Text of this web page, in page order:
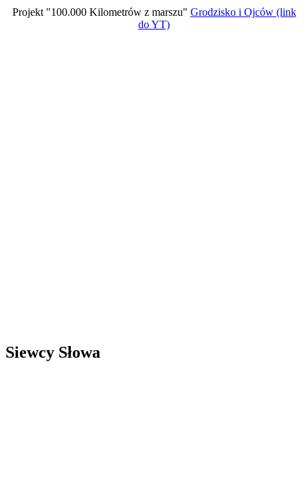
Projekt "100.000 Kilometrów z marszu" Grodzisko i Ojców (link
do YT)
Siewcy Słowa